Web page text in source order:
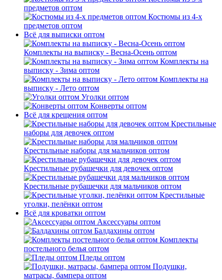
предметов оптом
Костюмы из 4-х
предметов оптом
Всё для выписки оптом
Комплекты на выписку - Весна-Осень оптом
Комплекты на
выписку - Зима оптом
Комплекты на
выписку - Лето оптом
Уголки оптом
Конверты оптом
Всё для крещения оптом
Крестильные
наборы для девочек оптом
Крестильные наборы для мальчиков оптом
Крестильные рубашечки для девочек оптом
Крестильные рубашечки для мальчиков оптом
Крестильные
уголки, пелёнки оптом
Всё для кроватки оптом
Аксессуары оптом
Балдахины оптом
Комплекты
постельного белья оптом
Пледы оптом
Подушки,
матрасы, бампера оптом